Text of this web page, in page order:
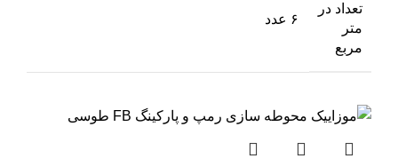
تعداد در
متر
مربع
۶ عدد